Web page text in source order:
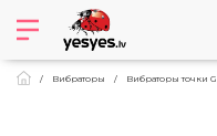
Вибраторы Вибраторы точки G